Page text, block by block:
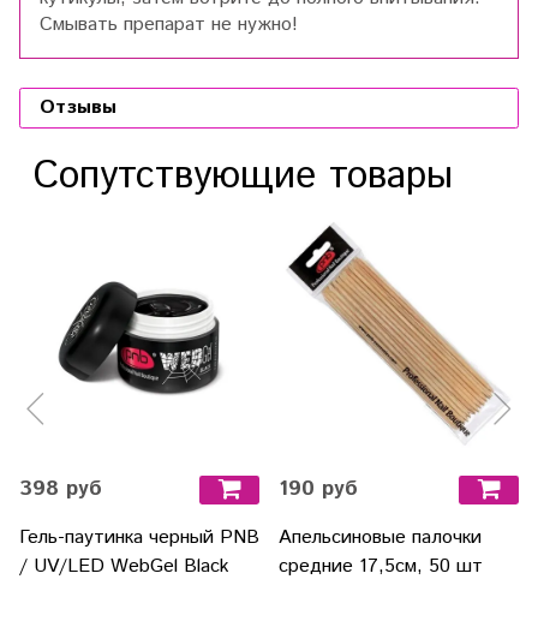
Смывать препарат не нужно!
Отзывы
Сопутствующие товары
398 руб
Гель-паутинка черный PNB
/ UV/LED WebGel Black
190 руб
Апельсиновые палочки
средние 17,5см, 50 шт